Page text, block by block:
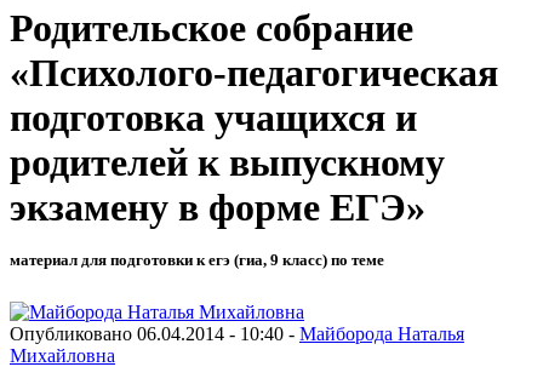
Родительское собрание
«Психолого-педагогическая
подготовка учащихся и
родителей к выпускному
экзамену в форме ЕГЭ»
материал для подготовки к егэ (гиа, 9 класс) по теме
Опубликовано 06.04.2014 - 10:40 - Майборода Наталья
Михайловна